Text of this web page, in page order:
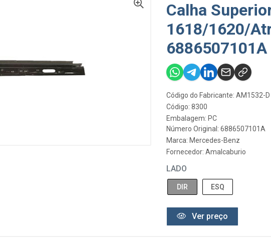
Calha
1618/1620/
6886507101A
Código do Fabricante: AM1532-D
Código: 8300
Embalagem: PC
Número Original: 6886507101A
Marca: Mercedes-Benz
Fornecedor: Amalcaburio
LADO
DIR ESQ
Ver preço